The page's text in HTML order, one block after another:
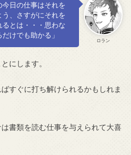
ロラン
今日の仕事はそれを
、さすがにそれを
とは・・・思わな
けでも助かる」
にします。
すぐに打ち解けられるかもしれま
書類を読む仕事を与えられて大喜